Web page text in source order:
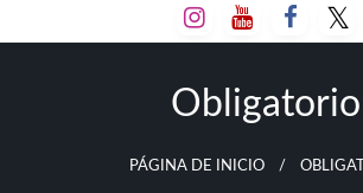
al
Obligatorio
PÁGINA DE INICIO